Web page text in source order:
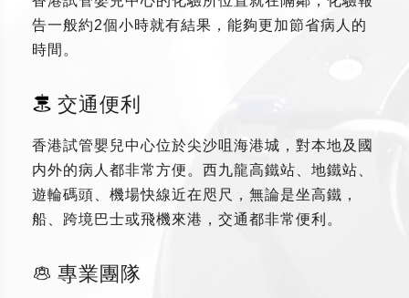
告一般約2個小時就有結果，能夠更加節省病人的
時間。
交通便利
香港試管嬰兒中心位於尖沙咀海港城，對本地及國
内外的病人都非常方便。西九龍高鐵站、地鐵站、
遊輪碼頭、機場快線近在咫尺，無論是坐高鐵，
船、跨境巴士或飛機來港，交通都非常便利。
專業團隊